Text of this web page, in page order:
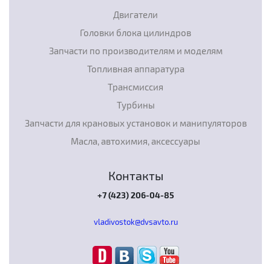
Двигатели
Головки блока цилиндров
Запчасти по производителям и моделям
Топливная аппаратура
Трансмиссия
Турбины
Запчасти для крановых установок и манипуляторов
Масла, автохимия, аксессуары
Контакты
+7 (423) 206-04-85
vladivostok@dvsavto.ru